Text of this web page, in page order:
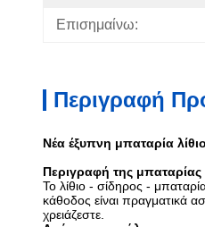
Επισημαίνω:
Περιγραφή
Νέα έξυπνη μπαταρία
Περιγραφή της
Το λίθιο - σίδηρος -
κάθοδος είναι πραγματικά
χρειάζεστε.